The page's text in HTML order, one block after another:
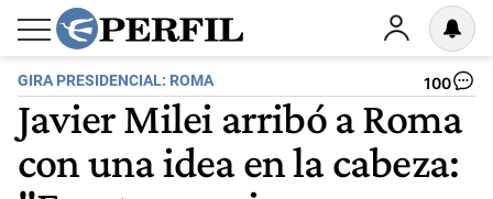
GIRA PRESIDENCIAL: ROMA 100
Javier Milei arribó a Roma
con una idea en la cabeza: